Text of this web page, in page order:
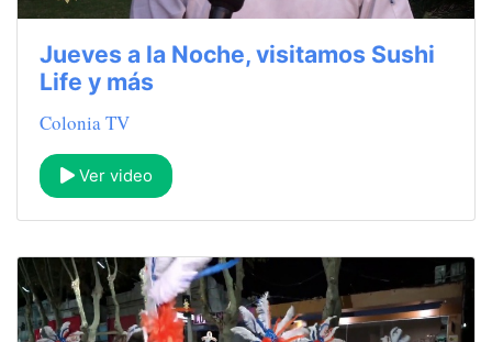
Jueves a la Noche, visitamos Sushi
Life y más
Colonia TV
Ver video